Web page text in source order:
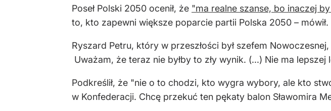
Poseł Polski 2050 ocenił, że "ma realne szanse, bo inaczej
to, kto zapewni większe poparcie partii Polska 2050 – mówił.
Ryszard Petru, który w przeszłości był szefem
Uważam, że teraz nie byłby to zły wynik. (...) Nie ma lepszej
Podkreślił, że "nie o to chodzi, kto wygra wybory, ale kto
w Konfederacji. Chcę przekuć ten pękaty balon Sławomira